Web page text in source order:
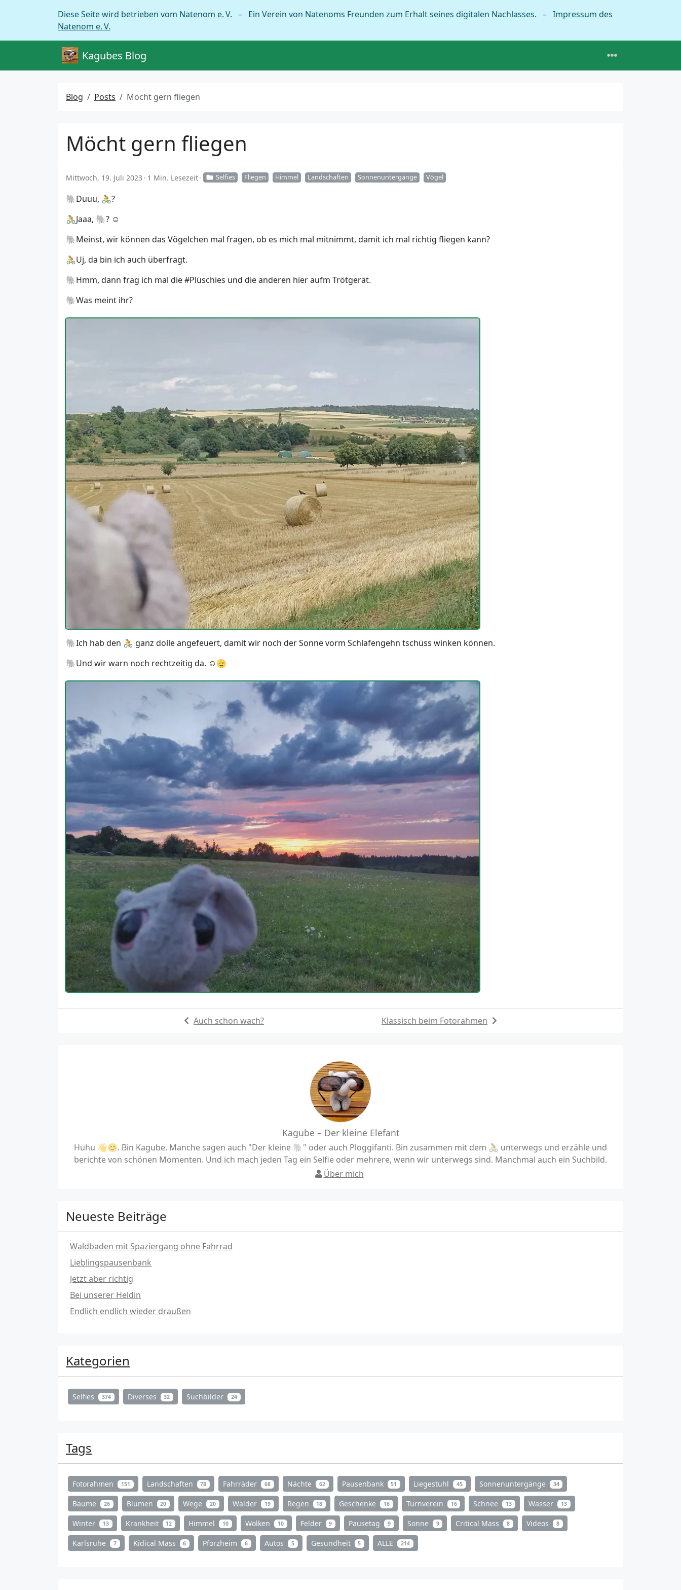
Diese Seite wird betrieben vom Natenom e. V. – Ein Verein von Natenoms Freunden zum Erhalt seines digitalen Nachlasses. – Impressum des
Natenom e. V.
Kagubes Blog
Blog Posts Möcht gern fliegen
Möcht gern fliegen
Mittwoch, 19. Juli 2023 1 Min. Lesezeit Selfies Fliegen Himmel Landschaften Sonnenuntergänge Vögel
🐘Duuu, 🚴?
🚴Jaaa, 🐘? ☺️
🐘Meinst, wir können das Vögelchen mal fragen, ob es mich mal mitnimmt, damit ich mal richtig fliegen kann?
🚴Uj, da bin ich auch überfragt.
🐘Hmm, dann frag ich mal die #Plüschies und die anderen hier aufm Trötgerät.
🐘Was meint ihr?
🐘Ich hab den 🚴 ganz dolle angefeuert, damit wir noch der Sonne vorm Schlafengehn tschüss winken können.
🐘Und wir warn noch rechtzeitig da. ☺️🫡
Auch schon wach? Klassisch beim Fotorahmen
Kagube – Der kleine Elefant
Huhu 👋😊. Bin Kagube. Manche sagen auch "Der kleine 🐘" oder auch Ploggifanti. Bin zusammen mit dem 🚴 unterwegs und erzähle und
berichte von schönen Momenten. Und ich mach jeden Tag ein Selfie oder mehrere, wenn wir unterwegs sind. Manchmal auch ein Suchbild.
Über mich
Neueste Beiträge
Waldbaden mit Spaziergang ohne Fahrrad
Lieblingspausenbank
Jetzt aber richtig
Bei unserer Heldin
Endlich endlich wieder draußen
Kategorien
Selfies 374 Diverses 32 Suchbilder 24
Tags
Fotorahmen 151 Landschaften 78 Fahrräder 68 Nächte 62 Pausenbank 51 Liegestuhl 45 Sonnenuntergänge 34
Bäume 26 Blumen 20 Wege 20 Wälder 19 Regen 18 Geschenke 16 Turnverein 16 Schnee 13 Wasser 13
Winter 13 Krankheit 12 Himmel 10 Wolken 10 Felder 9 Pausetag 9 Sonne 9 Critical Mass 8 Videos 8
Karlsruhe 7 Kidical Mass 6 Pforzheim 6 Autos 5 Gesundheit 5 ALLE 214